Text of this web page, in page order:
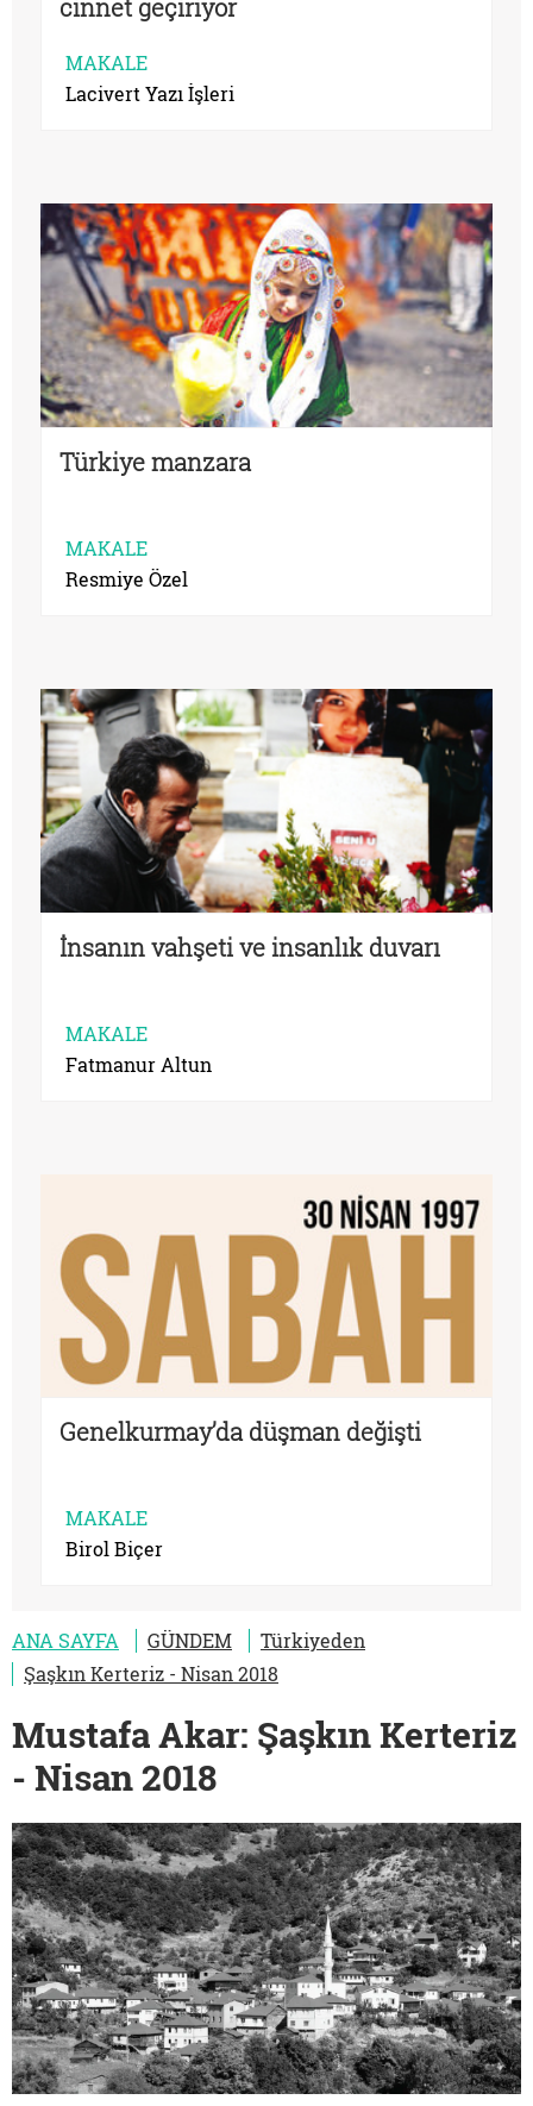
cinnet geçiriyor
MAKALE
Lacivert Yazı İşleri
Türkiye manzara
MAKALE
Resmiye Özel
İnsanın vahşeti ve insanlık duvarı
MAKALE
Fatmanur Altun
Genelkurmay’da düşman değişti
MAKALE
Birol Biçer
ANA SAYFA GÜNDEM
Türkiyeden
Şaşkın Kerteriz - Nisan 2018
Mustafa Akar: Şaşkın Kerteriz
- Nisan 2018